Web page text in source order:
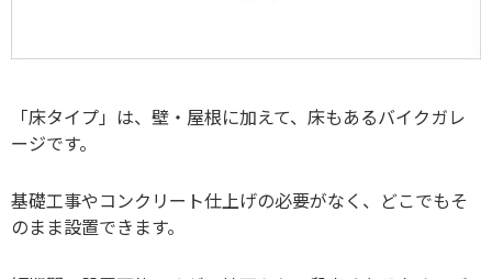
「床タイプ」は、壁・屋根に加えて、床もあるバイクガレ
ージです。
基礎工事やコンクリート仕上げの必要がなく、どこでもそ
のまま設置できます。